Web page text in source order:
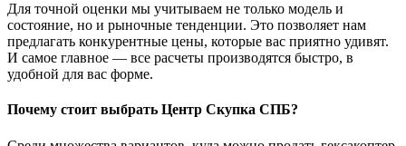
Для точной оценки мы учитываем не только модель и
состояние, но и рыночные тенденции. Это позволяет нам
предлагать конкурентные цены, которые вас приятно удивят.
И самое главное — все расчеты производятся быстро, в
удобной для вас форме.
Почему стоит выбрать Центр Скупка СПБ?